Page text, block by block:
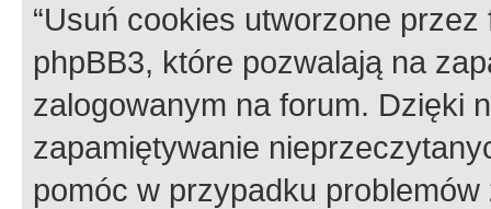
“Usuń cookies utworzone
phpBB3, które pozwalają na
zalogowanym na forum. Dzięki
zapamiętywanie
pomóc w przypadku